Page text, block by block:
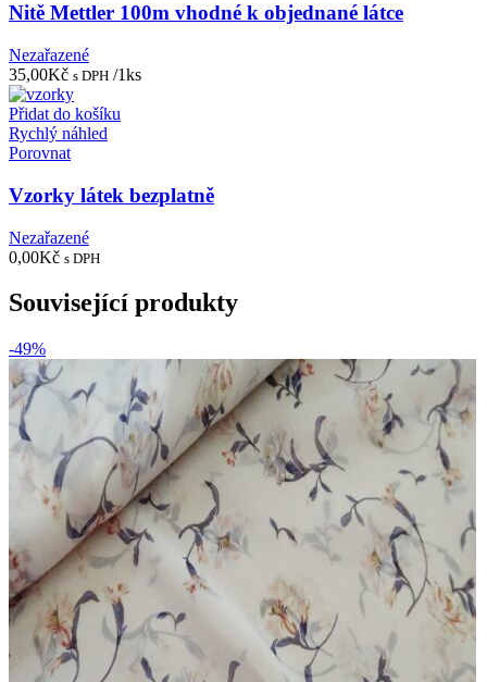
Nitě Mettler 100m vhodné k objednané látce
Nezařazené
35,00Kč s DPH /1ks
Přidat do košíku
Rychlý náhled
Porovnat
Vzorky látek bezplatně
Nezařazené
0,00Kč s DPH
Související produkty
-49%